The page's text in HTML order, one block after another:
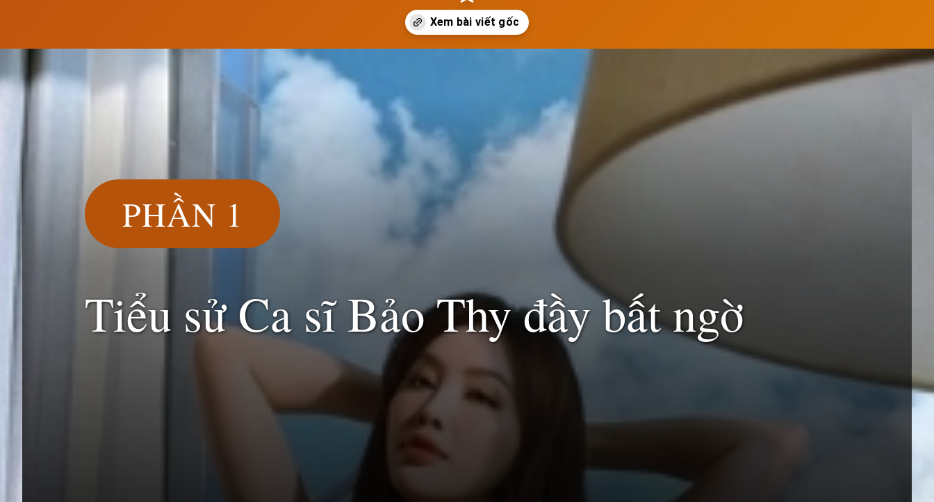
https://susach.edu.vn/bao-thy
PHẦN 1
Tiểu sử Ca sĩ Bảo Thy đầy bất ngờ